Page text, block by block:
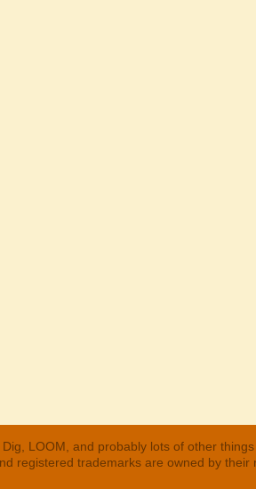
LOOM, and probably lots of other
registered trademarks are owned by